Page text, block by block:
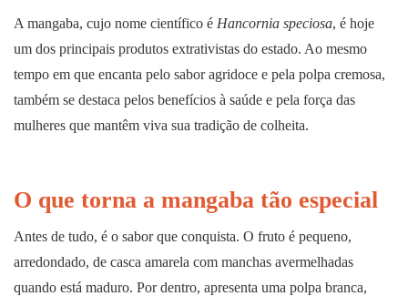
A mangaba, cujo nome científico é Hancornia speciosa, é hoje
um dos principais produtos extrativistas do estado. Ao mesmo
tempo em que encanta pelo sabor agridoce e pela polpa cremosa,
também se destaca pelos benefícios à saúde e pela força das
mulheres que mantêm viva sua tradição de colheita.
O que torna a mangaba tão especial
Antes de tudo, é o sabor que conquista. O fruto é pequeno,
arredondado, de casca amarela com manchas avermelhadas
quando está maduro. Por dentro, apresenta uma polpa branca,